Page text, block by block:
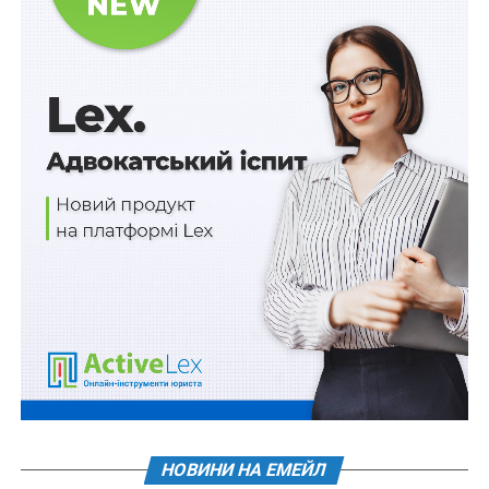
ЄС щодо взаємного визнання гарантій походження
для біометану;
– забезпечення проведення комунікації з
Європейською Комісією щодо офіційного
роз’яснення для держав – членів ЄС, що український
біометан, поданий до газової мережі та
сертифікований відповідно до визнаних
Європейською Комісією добровільних схем
сертифікації, відповідає директивам ЄС у сфері
відновлюваної енергетики та враховує цілі держав –
членів ЄС з розвитку відновлюваної енергетики
(відповідно до Директиви (ЄС) 2023/2413
Європейського Парламенту та Ради від 18 жовтня
2023 р. про внесення змін до Директиви (ЄС)
2018/2001, Регламенту (ЄС)2018/1999
і Директиви
відновлюваних джерел, а також скасування
НОВИНИ НА ЕМЕЙЛ